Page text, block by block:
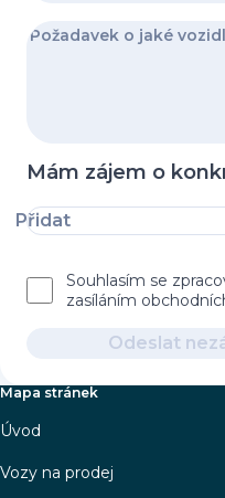
Mám zájem o
Přidat
Souhlasím se
zasíláním
Odeslat
Mapa stránek
Úvod
Vozy na prodej